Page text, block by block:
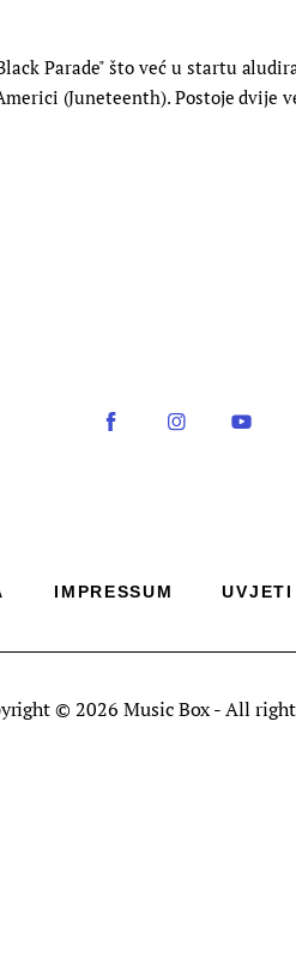
Parade" što već u startu
(Juneteenth). Postoje dvije
IMPRESSUM
© 2026 Music Box - All